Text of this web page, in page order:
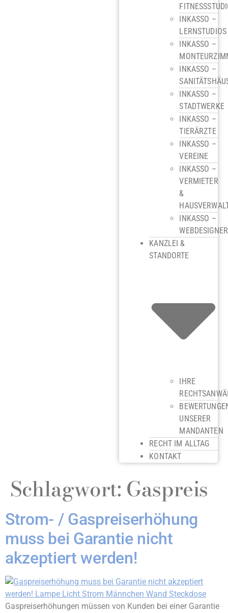
INKASSO –
LERNSTUDIOS
INKASSO –
INKASSO –
INKASSO –
STADTWERKE
INKASSO –
TIERÄRZTE
INKASSO –
VEREINE
INKASSO –
VERMIETER
&
INKASSO –
WEBDESIGNER
KANZLEI &
STANDORTE
IHRE
UNSERER
MANDANTEN
RECHT IM ALLTAG
KONTAKT
Schlagwort: Gaspreis
Strom- / Gaspreiserhöhung
muss bei Garantie nicht
akzeptiert werden!
Gaspreiserhöhungen müssen von Kunden bei einer Garantie